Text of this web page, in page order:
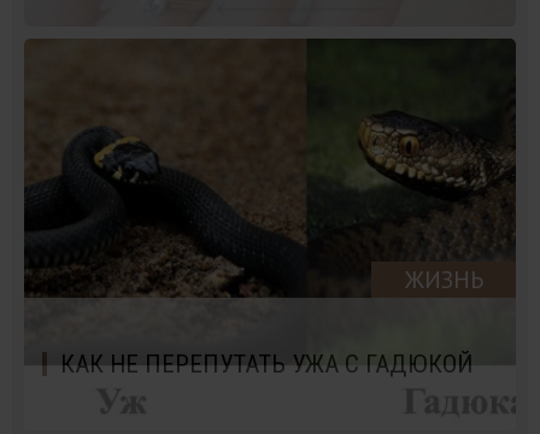
ЖИЗНЬ
КАК НЕ ПЕРЕПУТАТЬ УЖА С ГАДЮКОЙ